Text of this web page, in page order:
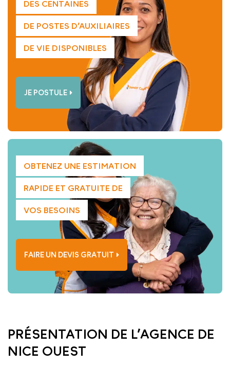
DES CENTAINES
DE POSTES D’AUXILIAIRES
DE VIE DISPONIBLES
JE POSTULE
OBTENEZ UNE ESTIMATION
RAPIDE ET GRATUITE DE
VOS BESOINS
FAIRE UN DEVIS GRATUIT
PRÉSENTATION DE L’AGENCE DE
NICE OUEST